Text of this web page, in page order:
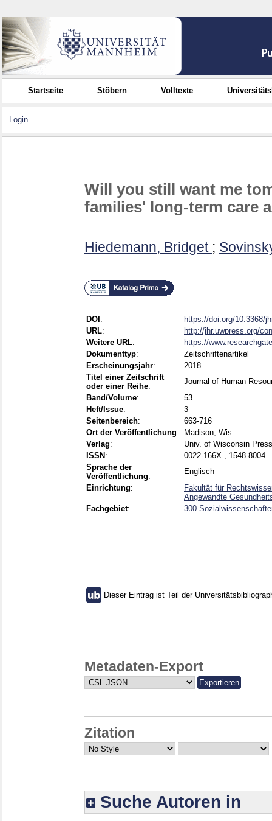
Startseite Stöbern Volltexte
Login
Will you still want me
families' long-term care
Hiedemann, Bridget ;
DOI :
https://doi.org/10.3368/
URL:
http://jhr.uwpress.org/
Weitere URL:
https://
Dokumenttyp:
Zeitschriftenartikel
Erscheinungsjahr:
2018
Titel einer Zeitschrift
oder einer Reihe:
Journal of Human
Band/Volume:
53
Heft/Issue:
3
Seitenbereich:
663-716
Ort der Veröffentlichung:
Madison, Wis.
Verlag:
Univ. of Wisconsin Press
ISSN :
0022-166X , 1548-8004
Sprache der
Veröffentlichung:
Englisch
Einrichtung:
Fakultät für
Angewandte
Fachgebiet: 300
Dieser Eintrag ist Teil der
Metadaten-Export
Zitation
Suche Autoren in